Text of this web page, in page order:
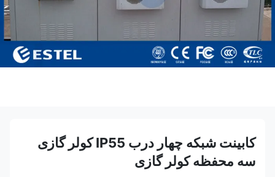
کابینت شبکه چهار درب IP55 کولر گازی
سه محفظه کولر گازی